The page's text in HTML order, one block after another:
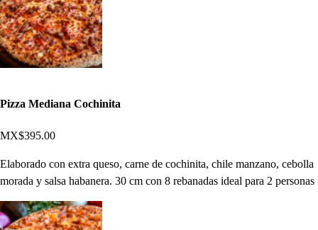
Pizza Mediana Cochinita
MX$395.00
Elaborado con extra queso, carne de cochinita, chile manzano, cebolla
morada y salsa habanera. 30 cm con 8 rebanadas ideal para 2 personas